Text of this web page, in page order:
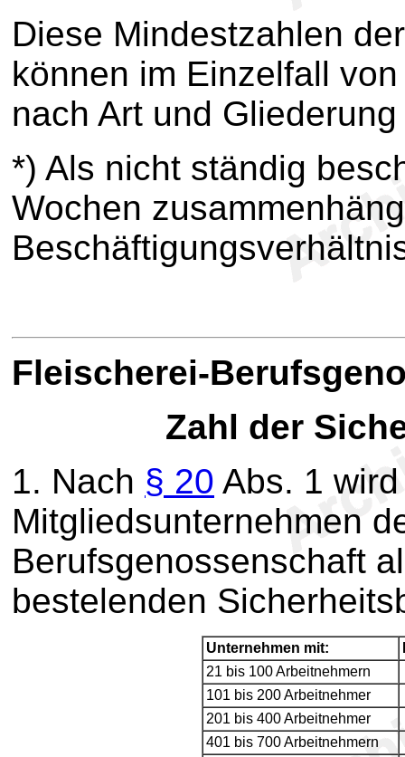
Diese Mindestzahlen
können im Einzelfall
nach Art und
*) Als nicht ständig
Wochen
Fleischerei-
Zahl der
1. Nach § 20 Abs. 1
Mitgliedsunternehmen
Berufsgenossenschaft
bestelenden
Unternehmen mit:
21 bis 100 Arbeitnehmern
101 bis 200 Arbeitnehmer
201 bis 400 Arbeitnehmer
401 bis 700 Arbeitnehmern